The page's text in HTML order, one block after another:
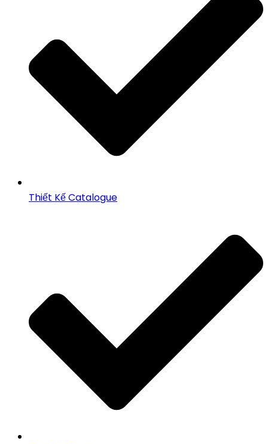
Thiết Kế Catalogue